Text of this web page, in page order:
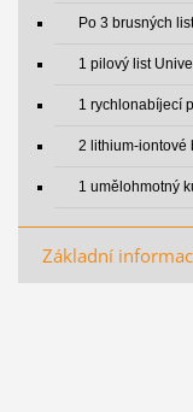
Po 3 brusných
1 pilový list
1 rychlonabíjecí
2 lithium-iontové
1 umělohmotný
Základní